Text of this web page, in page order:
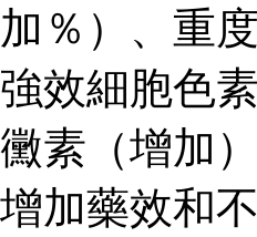
加％）、重
強效細胞色
黴素（增加
增加藥效和